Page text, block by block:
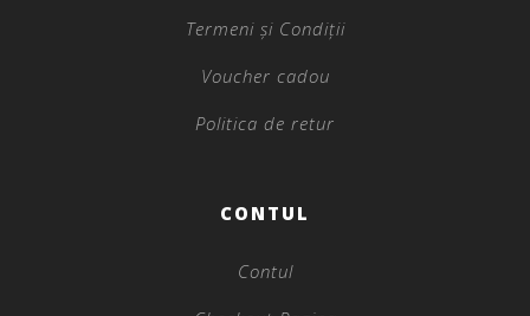
Termeni și Condiții
Voucher cadou
Politica de retur
CONTUL
Contul